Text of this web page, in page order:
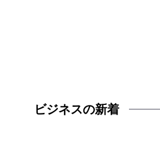
ビジネスの新着